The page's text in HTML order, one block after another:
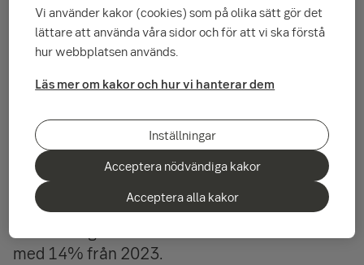
I den senaste Green Bond rapporten analyserar
vi orsaker varför omställningsinvesteringarna
har planat ut och förklarar varför den nya
nedgången i priserna i omställningskedjan
optimistiska scenariet stöds av det faktum att
både transaktioner i hållbara obligationer och
aktier i ren energi har bottnat. Januari 2024
var den starkaste januari någonsin för nya
hållbara skuldtransaktioner och det
med 14% från 2023.
Vi använder kakor (cookies) som på olika sätt gör det
lättare att använda våra sidor och för att vi ska förstå
hur webbplatsen används.
Läs mer om kakor och hur vi hanterar dem
Inställningar
Acceptera nödvändiga kakor
Acceptera alla kakor